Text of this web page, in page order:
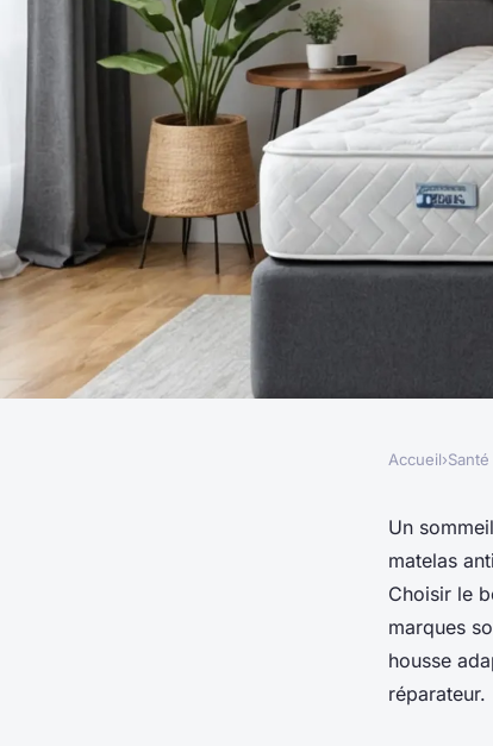
Quelle housse
acariens pour un
Accueil›Santé
Un
matelas
Choisir le
marques
housse
réparateur.